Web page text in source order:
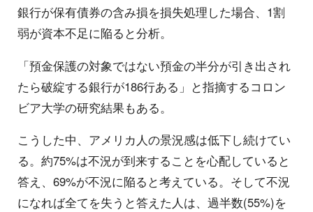
銀行が保有債券の含み損を損失処理した場合、1割
弱が資本不足に陥ると分析。
「預金保護の対象ではない預金の半分が引き出され
たら破綻する銀行が186行ある」と指摘するコロン
ビア大学の研究結果もある。
こうした中、アメリカ人の景況感は低下し続けてい
る。約75%は不況が到来することを心配していると
答え、69%が不況に陥ると考えている。そして不況
になれば全てを失うと答えた人は、過半数(55%)を